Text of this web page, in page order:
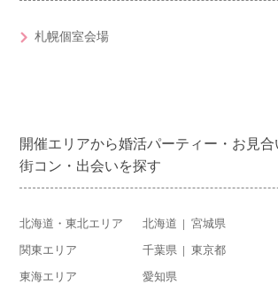
札幌個室会場
開催エリアから婚活パーティー・お見合
街コン・出会いを探す
北海道・東北エリア 北海道 宮城県
関東エリア 千葉県 東京都
東海エリア 愛知県